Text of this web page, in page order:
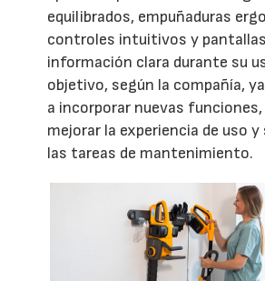
equilibrados, empuñaduras
controles intuitivos y
información clara durante su
objetivo, según la compañía,
a incorporar nuevas funciones,
mejorar la experiencia de uso
las tareas de mantenimiento.